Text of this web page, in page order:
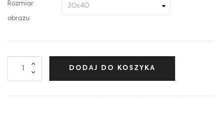
Rozmiar
obrazu
DODAJ DO KOSZYKA